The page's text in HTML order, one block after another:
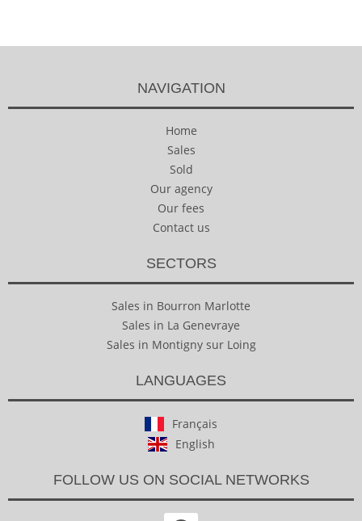
NAVIGATION
Home
Sales
Sold
Our agency
Our fees
Contact us
SECTORS
Sales in Bourron Marlotte
Sales in La Genevraye
Sales in Montigny sur Loing
LANGUAGES
Français
English
FOLLOW US ON SOCIAL NETWORKS